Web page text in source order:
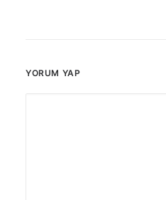
YORUM YAP